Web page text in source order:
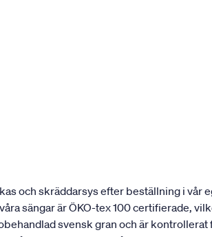
och skräddarsys efter beställning i vår
sängar är ÖKO-tex 100 certifierade,
svensk gran och är